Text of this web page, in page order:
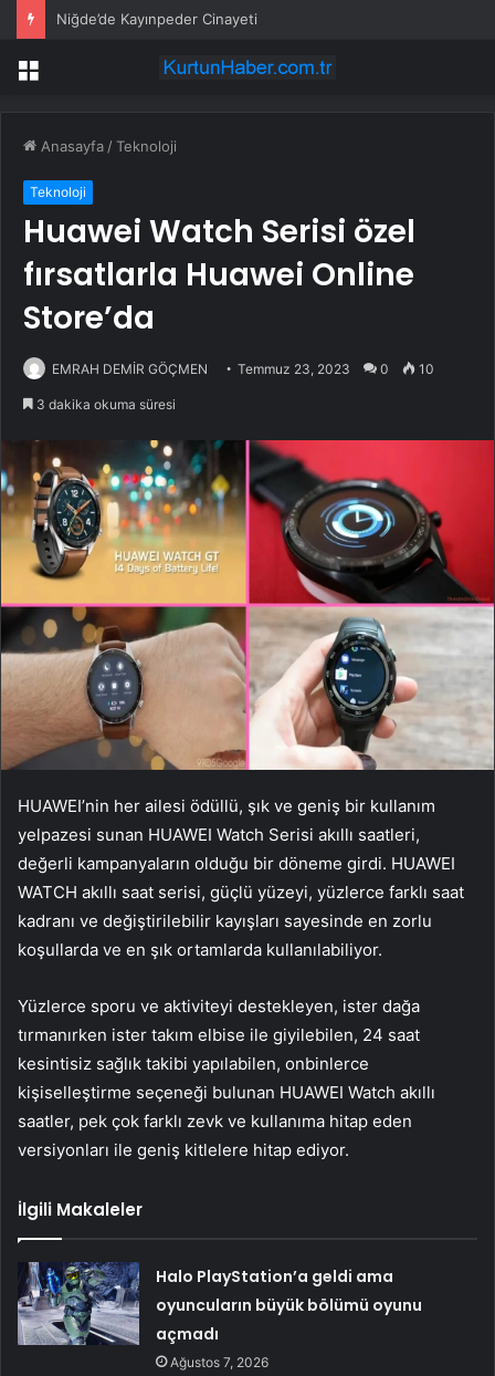
Niğde’de Kayınpeder Cinayeti
Menü
Anasayfa /Teknoloji
Teknoloji
Huawei Watch Serisi özel
fırsatlarla Huawei Online
Store’da
EMRAH DEMİR GÖÇMEN Temmuz 23, 2023 0 10
3 dakika okuma süresi
HUAWEI’nin her ailesi ödüllü, şık ve geniş bir kullanım
yelpazesi sunan HUAWEI Watch Serisi akıllı saatleri,
değerli kampanyaların olduğu bir döneme girdi. HUAWEI
WATCH akıllı saat serisi, güçlü yüzeyi, yüzlerce farklı saat
kadranı ve değiştirilebilir kayışları sayesinde en zorlu
koşullarda ve en şık ortamlarda kullanılabiliyor.
Yüzlerce sporu ve aktiviteyi destekleyen, ister dağa
tırmanırken ister takım elbise ile giyilebilen, 24 saat
kesintisiz sağlık takibi yapılabilen, onbinlerce
kişiselleştirme seçeneği bulunan HUAWEI Watch akıllı
saatler, pek çok farklı zevk ve kullanıma hitap eden
versiyonları ile geniş kitlelere hitap ediyor.
İlgili Makaleler
Halo PlayStation’a geldi ama
oyuncuların büyük bölümü oyunu
açmadı
Ağustos 7, 2026